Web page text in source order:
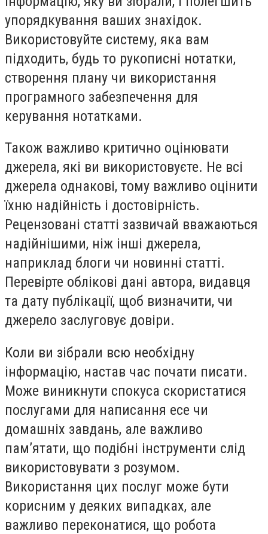
упорядкування ваших знахідок.
Використовуйте систему, яка вам
підходить, будь то рукописні нотатки,
створення плану чи використання
програмного забезпечення для
керування нотатками.
Також важливо критично оцінювати
джерела, які ви використовуєте. Не всі
джерела однакові, тому важливо оцінити
їхню надійність і достовірність.
Рецензовані статті зазвичай вважаються
надійнішими, ніж інші джерела,
наприклад блоги чи новинні статті.
Перевірте облікові дані автора, видавця
та дату публікації, щоб визначити, чи
джерело заслуговує довіри.
Коли ви зібрали всю необхідну
інформацію, настав час почати писати.
Може виникнути спокуса скористатися
послугами для написання есе чи
домашніх завдань, але важливо
пам’ятати, що подібні інструменти слід
використовувати з розумом.
Використання цих послуг може бути
корисним у деяких випадках, але
важливо переконатися, що робота